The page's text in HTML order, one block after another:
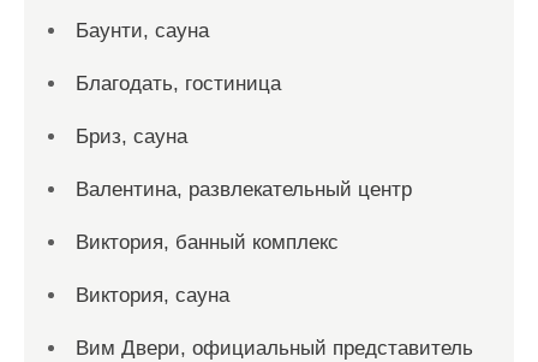
Баунти, сауна
Благодать, гостиница
Бриз, сауна
Валентина, развлекательный центр
Виктория, банный комплекс
Виктория, сауна
Вим Двери, официальный представитель